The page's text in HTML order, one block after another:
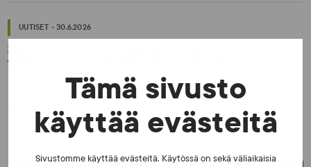
Tämä sivusto
käyttää evästeitä
Sivustomme käyttää evästeitä. Käytössä on sekä väliaikaisia
UUTISET - 30.6.2026
SUEKin sivuilla uusi blogisarja urheilun ja
väkivaltaisten alakulttuurien suhteesta